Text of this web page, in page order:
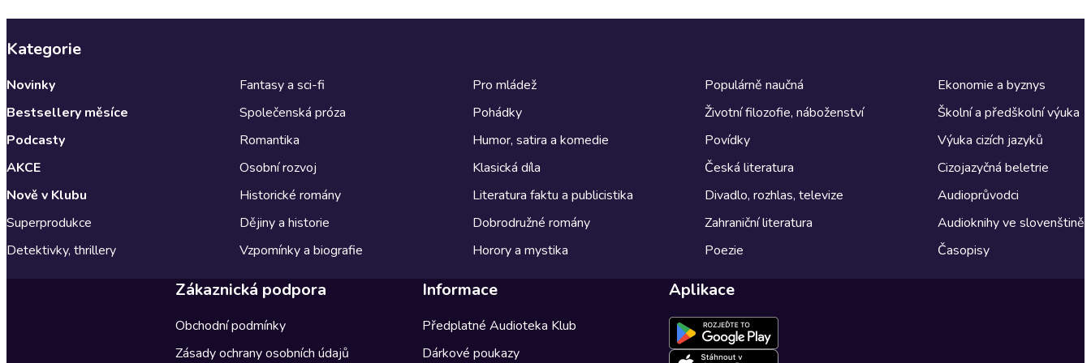
Kategorie
Novinky
Bestsellery měsíce
Podcasty
AKCE
Nově v Klubu
Superprodukce
Detektivky, thrillery
Fantasy a sci-fi
Společenská próza
Romantika
Osobní rozvoj
Historické romány
Dějiny a historie
Vzpomínky a biografie
Pro mládež
Pohádky
Humor, satira a komedie
Klasická díla
Literatura faktu a publicistika
Dobrodružné romány
Horory a mystika
Populárně naučná
Životní filozofie, náboženství
Povídky
Česká literatura
Divadlo, rozhlas, televize
Zahraniční literatura
Poezie
Ekonomie a byznys
Školní a předškolní výuka
Výuka cizích jazyků
Cizojazyčná beletrie
Audioprůvodci
Audioknihy ve slovenštině
Časopisy
Zákaznická podpora
Obchodní podmínky
Zásady ochrany osobních údajů
Informace
Předplatné Audioteka Klub
Dárkové poukazy
Aplikace